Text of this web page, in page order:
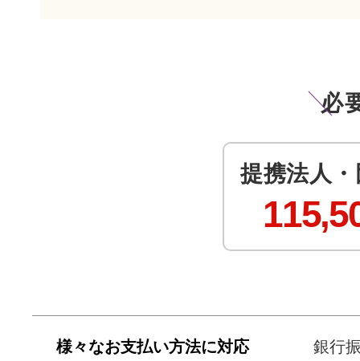
必
提携法人
様々なお支払い方法に対応 銀行